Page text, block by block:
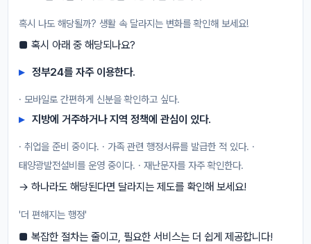
혹시 나도 해당될까? 생활 속 달라지는 변화를 확인해 보세요!
■ 혹시 아래 중 해당되나요?
정부24를 자주 이용한다.
· 모바일로 간편하게 신분을 확인하고 싶다.
지방에 거주하거나 지역 정책에 관심이 있다.
· 취업을 준비 중이다. · 가족 관련 행정서류를 발급한 적 있다. ·
태양광발전설비를 운영 중이다. · 재난문자를 자주 확인한다.
→ 하나라도 해당된다면 달라지는 제도를 확인해 보세요!
'더 편해지는 행정'
■ 복잡한 절차는 줄이고, 필요한 서비스는 더 쉽게 제공합니다!